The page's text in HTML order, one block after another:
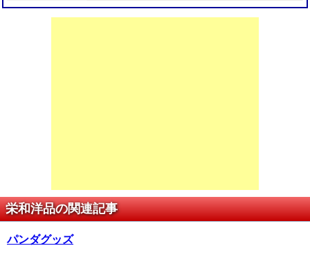
栄和洋品の関連記事
パンダグッズ